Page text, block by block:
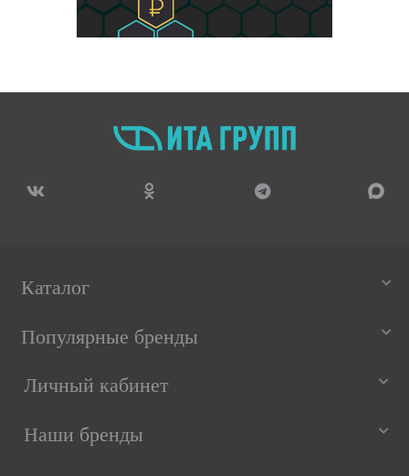
Каталог
Популярные бренды
Личный кабинет
Наши бренды